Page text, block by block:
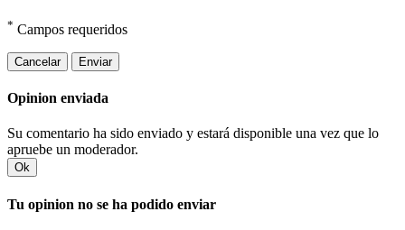
* Campos requeridos
Cancelar Enviar
Opinion enviada
Su comentario ha sido enviado y estará disponible una vez que lo
apruebe un moderador.
Ok
Tu opinion no se ha podido enviar